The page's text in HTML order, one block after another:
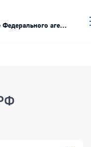
агентства